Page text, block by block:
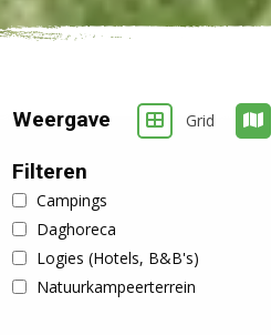
Weergave Grid
Filteren
Campings
Daghoreca
Logies (Hotels, B&B's)
Natuurkampeerterrein